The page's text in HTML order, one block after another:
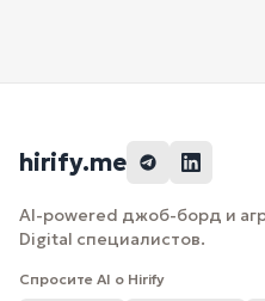
hirify.me
AI-powered джоб-борд и
Digital специалистов.
Спросите AI о Hirify